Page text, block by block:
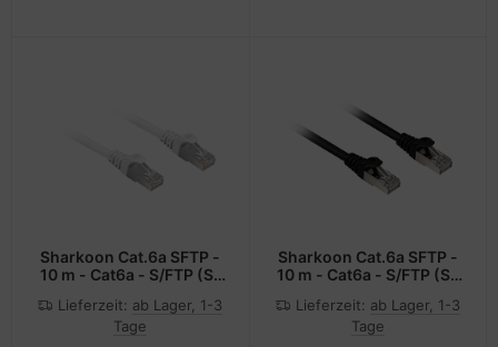
Sharkoon Cat.6a SFTP -
10 m - Cat6a - S/FTP (S-
Lieferzeit: ab Lager, 1-3
Tage
Sharkoon Cat.6a SFTP -
10 m - Cat6a - S/FTP (S-
Lieferzeit: ab Lager, 1-3
Tage